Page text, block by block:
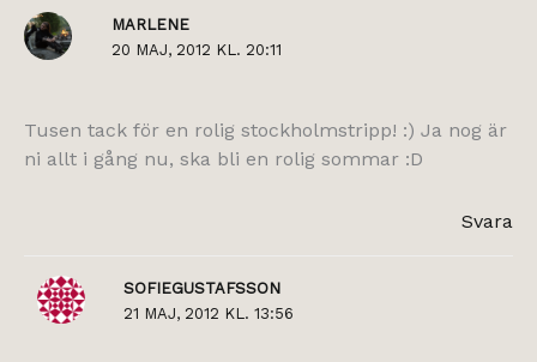
MARLENE
20 MAJ, 2012 KL. 20:11
Tusen tack för en rolig stockholmstripp! :) Ja nog är
ni allt i gång nu, ska bli en rolig sommar :D
Svara
SOFIEGUSTAFSSON
21 MAJ, 2012 KL. 13:56